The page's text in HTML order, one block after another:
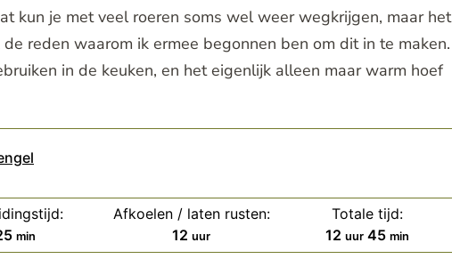
kun je met veel roeren soms wel weer wegkrijgen, maar het
reden waarom ik ermee begonnen ben om dit in te maken.
in de keuken, en het eigenlijk alleen maar warm hoef
minuten
min
Afkoelen / laten rusten:
12 uur
uur
Totale tijd:
12 uur
uur 45minuten
min